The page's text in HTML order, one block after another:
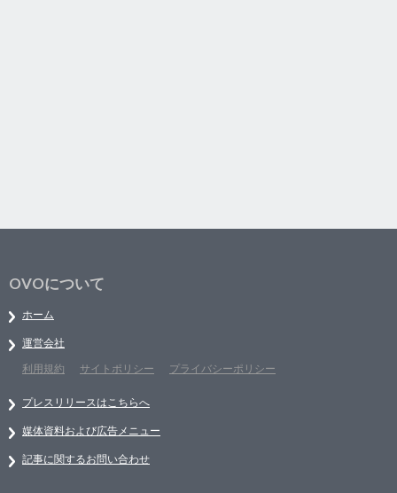
OVOについて
ホーム
運営会社
利用規約
サイトポリシー プライバシーポリシー
プレスリリースはこちらへ
媒体資料および広告メニュー
記事に関するお問い合わせ